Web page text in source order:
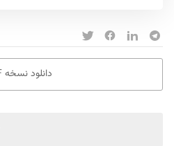
دانلود نسخه PDF